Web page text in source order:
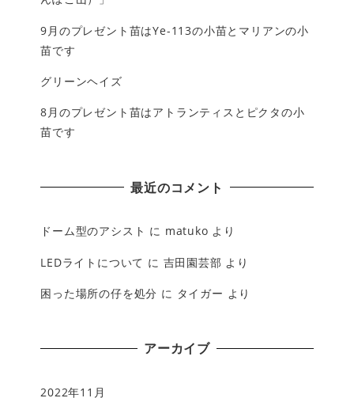
9月のプレゼント苗はYe-113の小苗とマリアンの小
苗です
グリーンヘイズ
8月のプレゼント苗はアトランティスとピクタの小
苗です
最近のコメント
ドーム型のアシスト に matuko より
LEDライトについて に 吉田園芸部 より
困った場所の仔を処分 に タイガー より
アーカイブ
2022年11月